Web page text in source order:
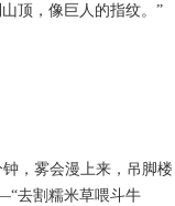
顶，像巨人的指纹。”
，雾会漫上来，吊脚楼
去割糯米草喂斗牛